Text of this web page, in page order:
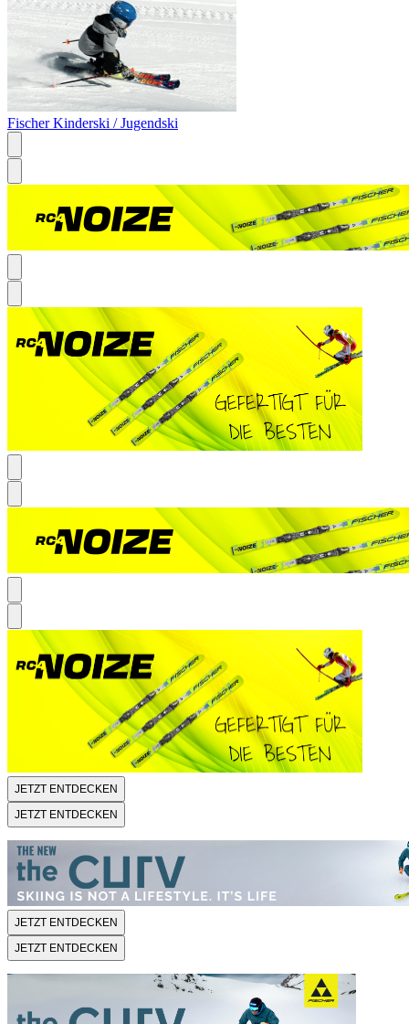
Fischer Kinderski / Jugendski
JETZT ENTDECKEN
JETZT ENTDECKEN
JETZT ENTDECKEN
JETZT ENTDECKEN